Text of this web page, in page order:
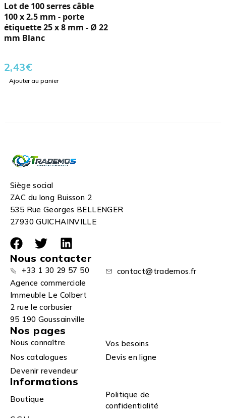
Lot de 100 serres câble
100 x 2.5 mm - porte
étiquette 25 x 8 mm - Ø 22
mm Blanc
2,43€
Ajouter au panier
Siège social
ZAC du long Buisson 2
535 Rue Georges BELLENGER
27930 GUICHAINVILLE
Nous contacter
+33 1 30 29 57 50
contact@trademos.fr
Agence commerciale
Immeuble Le Colbert
2 rue le corbusier
95 190 Goussainville
Nos pages
Nous connaître
Vos besoins
Nos catalogues
Devis en ligne
Devenir revendeur
Informations
Boutique
Politique de
confidentialité